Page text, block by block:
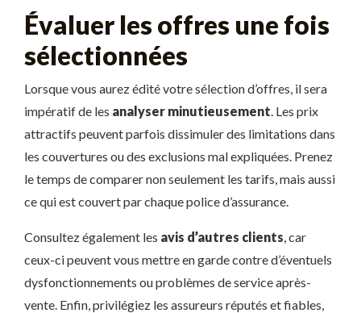
Évaluer les offres une fois
sélectionnées
Lorsque vous aurez édité votre sélection d’offres, il sera
impératif de les analyser minutieusement . Les prix
attractifs peuvent parfois dissimuler des limitations dans
les couvertures ou des exclusions mal expliquées. Prenez
le temps de comparer non seulement les tarifs, mais aussi
ce qui est couvert par chaque police d’assurance.
Consultez également les avis d’autres clients , car
ceux-ci peuvent vous mettre en garde contre d’éventuels
dysfonctionnements ou problèmes de service après-
vente. Enfin, privilégiez les assureurs réputés et fiables,